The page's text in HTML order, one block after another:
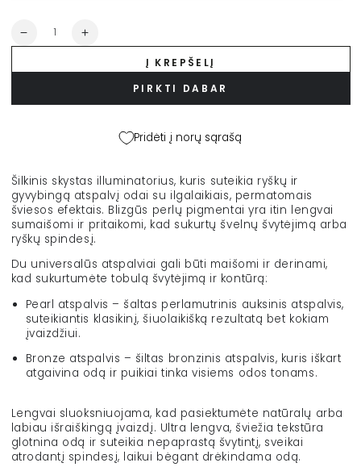
Kiekis
Sumažinti
švytėjimo
Padidinti
švytėjimo
priemonė
Į KREPŠELĮ
PIRKTI DABAR
Pridėti į norų sąrašą
Šilkinis skystas illuminatorius, kuris suteikia ryškų ir
gyvybingą atspalvį odai su ilgalaikiais, permatomais
šviesos efektais. Blizgūs perlų pigmentai yra itin lengvai
sumaišomi ir pritaikomi, kad sukurtų švelnų švytėjimą arba
ryškų spindesį.
Du universalūs atspalviai gali būti maišomi ir derinami,
kad sukurtumėte tobulą švytėjimą ir kontūrą:
Pearl atspalvis – šaltas perlamutrinis auksinis atspalvis,
suteikiantis klasikinį, šiuolaikišką rezultatą bet kokiam
įvaizdžiui.
Bronze atspalvis – šiltas bronzinis atspalvis, kuris iškart
atgaivina odą ir puikiai tinka visiems odos tonams.
Lengvai sluoksniuojama, kad pasiektumėte natūralų arba
labiau išraiškingą įvaizdį. Ultra lengva, šviežia tekstūra
glotnina odą ir suteikia nepaprastą švytintį, sveikai
atrodantį spindesį, laikui bėgant drėkindama odą.